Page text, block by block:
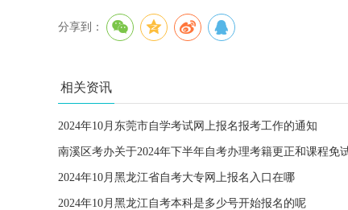
分享到：
相关资讯
2024年10月东莞市自学考试网上报名报考工作的通知
2024年10月黑龙江省自考大专网上报名入口在哪
2024年10月黑龙江自考本科是多少号开始报名的呢